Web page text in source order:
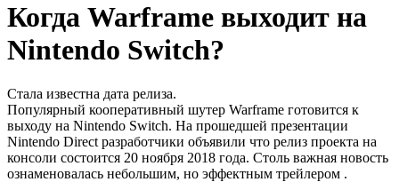
Когда Warframe выходит на
Nintendo Switch?
Стала известна дата релиза.
Популярный кооперативный шутер Warframe готовится к
выходу на Nintendo Switch. На прошедшей презентации
Nintendo Direct разработчики объявили что релиз проекта на
консоли состоится 20 ноября 2018 года. Столь важная новость
ознаменовалась небольшим, но эффектным трейлером .